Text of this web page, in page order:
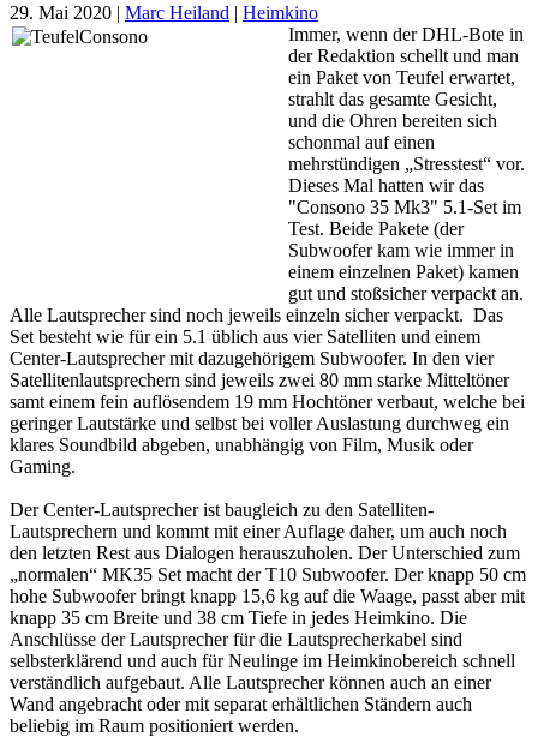
29. Mai 2020 | Marc Heiland | Heimkino
Immer, wenn der DHL-Bote in
der Redaktion schellt und man
ein Paket von Teufel erwartet,
strahlt das gesamte Gesicht,
und die Ohren bereiten sich
schonmal auf einen
mehrstündigen „Stresstest“ vor.
Dieses Mal hatten wir das
"Consono 35 Mk3" 5.1-Set im
Test. Beide Pakete (der
Subwoofer kam wie immer in
einem einzelnen Paket) kamen
gut und stoßsicher verpackt an.
Alle Lautsprecher sind noch jeweils einzeln sicher verpackt. Das
Set besteht wie für ein 5.1 üblich aus vier Satelliten und einem
Center-Lautsprecher mit dazugehörigem Subwoofer. In den vier
Satellitenlautsprechern sind jeweils zwei 80 mm starke Mitteltöner
samt einem fein auflösendem 19 mm Hochtöner verbaut, welche bei
geringer Lautstärke und selbst bei voller Auslastung durchweg ein
klares Soundbild abgeben, unabhängig von Film, Musik oder
Gaming.
Der Center-Lautsprecher ist baugleich zu den Satelliten-
Lautsprechern und kommt mit einer Auflage daher, um auch noch
den letzten Rest aus Dialogen herauszuholen. Der Unterschied zum
„normalen“ MK35 Set macht der T10 Subwoofer. Der knapp 50 cm
hohe Subwoofer bringt knapp 15,6 kg auf die Waage, passt aber mit
knapp 35 cm Breite und 38 cm Tiefe in jedes Heimkino. Die
Anschlüsse der Lautsprecher für die Lautsprecherkabel sind
selbsterklärend und auch für Neulinge im Heimkinobereich schnell
verständlich aufgebaut. Alle Lautsprecher können auch an einer
Wand angebracht oder mit separat erhältlichen Ständern auch
beliebig im Raum positioniert werden.